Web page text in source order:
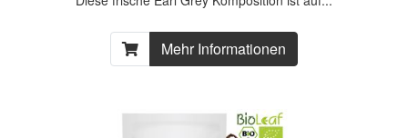
Mehr Informationen